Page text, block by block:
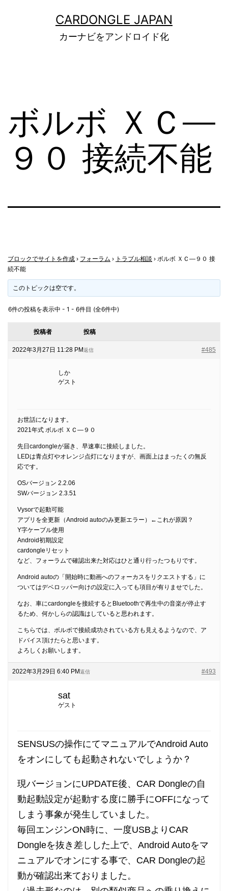
キ
CARDONGLE JAPAN
カーナビをアンドロイド化
ボルボ ＸＣ―
９０ 接続不能
ブロックでサイトを作成 › フォーラム › トラブル相談 › ボルボ ＸＣ―９０ 接
続不能
このトピックは空です。
6件の投稿を表示中 - 1 - 6件目 (全6件中)
投稿者 投稿
2022年3月27日 11:28 PM #485
返信
しか
ゲスト
お世話になります。
2021年式 ボルボ ＸＣ―９０
先日cardongleが届き、早速車に接続しました。
LEDは青点灯やオレンジ点灯になりますが、画面上はまったくの無反
応です。
OSバージョン 2.2.06
SWバージョン 2.3.51
Vysorで起動可能
アプリを全更新（Android autoのみ更新エラー）←これが原因？
Y字ケーブル使用
Android初期設定
cardongleリセット
など、フォーラムで確認出来た対応はひと通り行ったつもりです。
Android autoの「開始時に動画へのフォーカスをリクエストする」に
ついてはデベロッパー向けの設定に入っても項目が有りませでした。
なお、車にcardongleを接続するとBluetoothで再生中の音楽が停止す
るため、何かしらの認識はしていると思われます。
こちらでは、ボルボで接続成功されている方も見えるようなので、ア
ドバイス頂けたらと思います。
よろしくお願いします。
2022年3月29日 6:40 PM #493
返信
sat
ゲスト
SENSUSの操作にてマニュアルでAndroid Auto
をオンにしても起動されないでしょうか？
現バージョンにUPDATE後、CAR Dongleの自
動起動設定が起動する度に勝手にOFFになって
しまう事象が発生していました。
毎回エンジンON時に、一度USBよりCAR
Dongleを抜き差しした上で、Android Autoをマ
ニュアルでオンにする事で、CAR Dongleの起
動が確認出来ておりました。